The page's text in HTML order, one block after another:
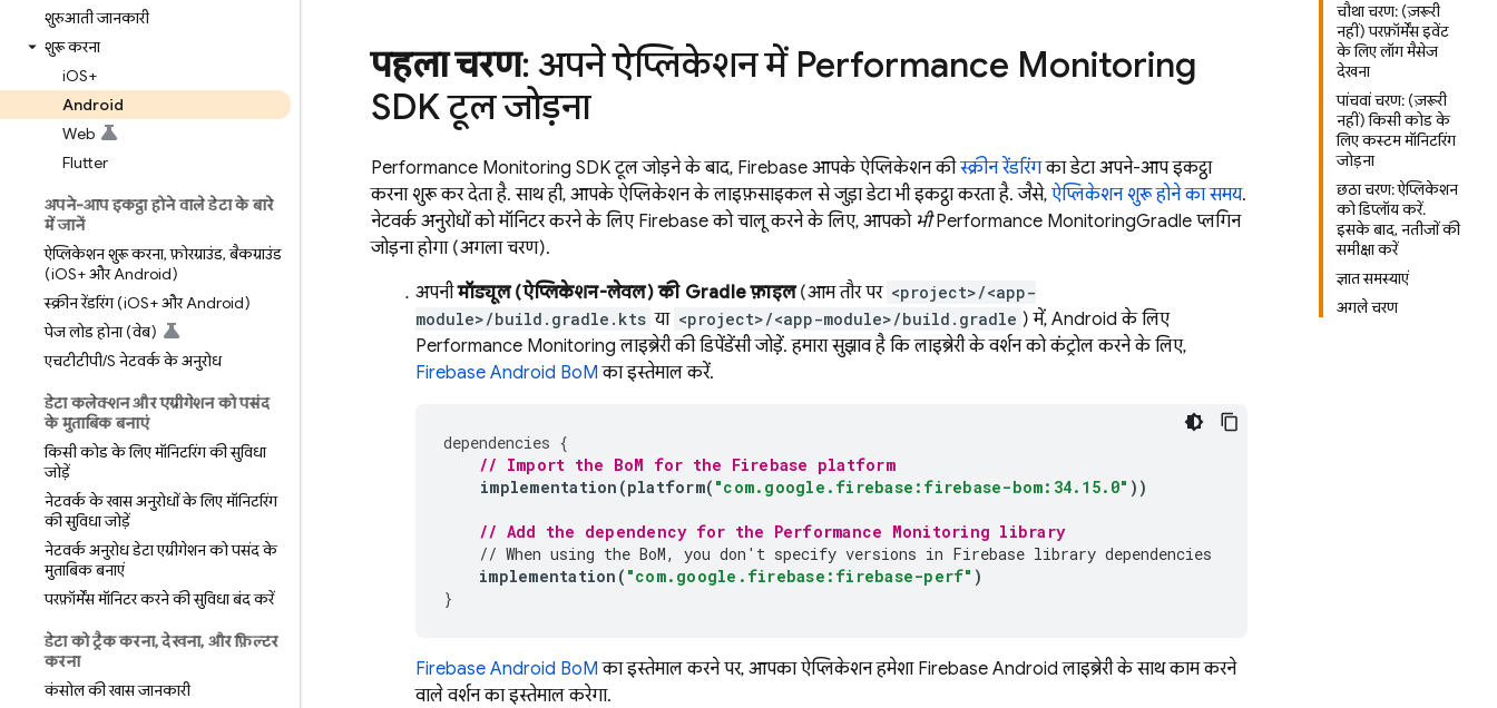
शुरुआती जानकारी
शुरू करना
iOS+
Android
Web
Flutter
अपने-आप इकट्ठा होने वाले डेटा के बारे
में जानें
ऐप्लिकेशन शुरू करना,फ़ोरग्राउंड,बैकग्राउंड
(iOS+ और Android)
स्क्रीन रेंडरिंग (iOS+ और Android)
पेज लोड होना (वेब)
एचटीटीपी/S नेटवर्क के अनुरोध
डेटा कलेक्शन और एग्रीगेशन को पसंद
के मुताबिक बनाएं
किसी कोड के लिए मॉनिटरिंग की सुविधा
जोड़ें
नेटवर्क के खास अनुरोधों के लिए मॉनिटरिंग
की सुविधा जोड़ें
नेटवर्क अनुरोध डेटा एग्रीगेशन को पसंद के
मुताबिक बनाएं
परफ़ॉर्मेंस मॉनिटर करने की सुविधा बंद करें
डेटा को ट्रैक करना,देखना, और फ़िल्टर
करना
कंसोल की खास जानकारी
चौथा चरण: (ज़रूरी
नहीं) परफ़ॉर्मेंस इवेंट
के लिए लॉग मैसेज
देखना
पांचवां चरण: (ज़रूरी
नहीं) किसी कोड के
लिए कस्टम मॉनिटरिंग
जोड़ना
छठा चरण: ऐप्लिकेशन
को डिप्लॉय करें.
इसके बाद, नतीजों की
समीक्षा करें
ज्ञात समस्याएं
अगले चरण
पहला चरण: अपने ऐप्लिकेशन में Performance Monitoring
SDK टूल जोड़ना
Performance Monitoring SDK टूल जोड़ने के बाद, Firebase आपके ऐप्लिकेशन कीस्क्रीन रेंडरिंगका डेटा अपने-आप इकट्ठा
करना शुरू कर देता है. साथ ही, आपके ऐप्लिकेशन के लाइफ़साइकल से जुड़ा डेटा भी इकट्ठा करता है. जैसे, ऐप्लिकेशन शुरू होने का समय.
नेटवर्क अनुरोधों को मॉनिटर करने के लिए Firebase को चालू करने के लिए, आपको भी Performance MonitoringGradle प्लगिन
जोड़ना होगा (अगला चरण).
अपनीमॉड्यूल (ऐप्लिकेशन-लेवल) की Gradle फ़ाइल(आम तौर पर <project>/<app-
module>/build.gradle.kts या <project>/<app-module>/build.gradle ) में, Android के लिए
Performance Monitoring लाइब्रेरी की डिपेंडेंसी जोड़ें. हमारा सुझाव है कि लाइब्रेरी के वर्शन को कंट्रोल करने के लिए,
Firebase Android BoM का इस्तेमाल करें.
dependencies {
// Import the BoM for the Firebase platform
implementation (platform( "com.google.firebase:firebase-bom:34.15.0" ))
// Add the dependency for the Performance Monitoring library
// When using the BoM, you don't specify versions in Firebase library dependencies
implementation ( "com.google.firebase:firebase-perf" )
}
Firebase Android BoM का इस्तेमाल करने पर, आपका ऐप्लिकेशन हमेशा Firebase Android लाइब्रेरी के साथ काम करने
वाले वर्शन का इस्तेमाल करेगा.